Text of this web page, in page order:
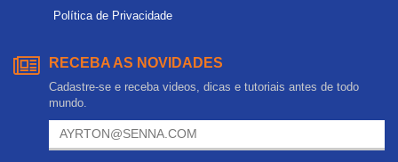
Política de Privacidade
RECEBA AS NOVIDADES
Cadastre-se e receba videos, dicas e tutoriais antes de todo
mundo.